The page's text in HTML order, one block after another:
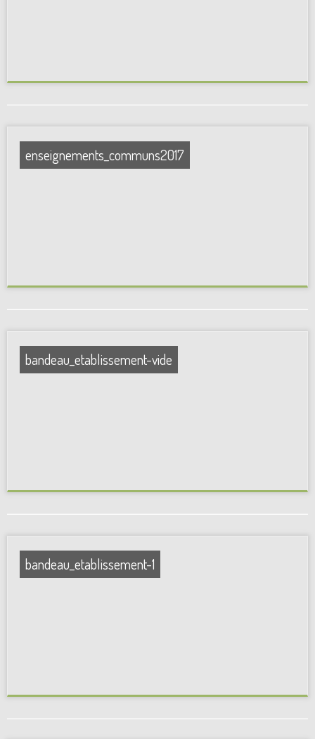
enseignements_communs2017
bandeau_etablissement-vide
bandeau_etablissement-1